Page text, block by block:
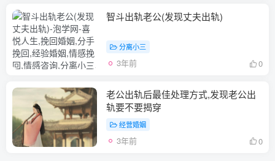
智斗出轨老公(发现丈夫出轨)
分离小三
3年前 0
老公出轨后最佳处理方式,发现老公出
轨要不要揭穿
经营婚姻
3年前 0